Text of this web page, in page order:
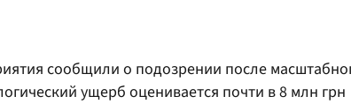
сообщили о подозрении после
ущерб оценивается почти в 8 млн грн